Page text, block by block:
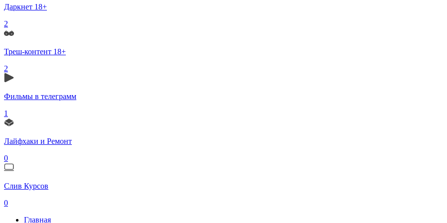
Даркнет 18+
2
Треш-контент 18+
2
Фильмы в телеграмм
1
Лайфхаки и Ремонт
0
Слив Курсов
0
Главная